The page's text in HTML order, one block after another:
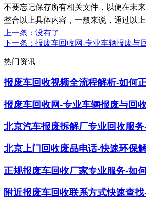
不要忘记保存所有相关文件，以便在未来
整合以上具体内容，一般来说，通过以
上一条 ：没有了
下一条 ：报废车回收网-专业车辆报废
热门资讯
报废车回收视频全流程解析-如何
报废车回收网-专业车辆报废与回
北京汽车报废拆解厂专业回收服
北京上门回收废品电话-快速环保
正规报废车回收厂家专业服务-如
附近报废车回收联系方式快速查